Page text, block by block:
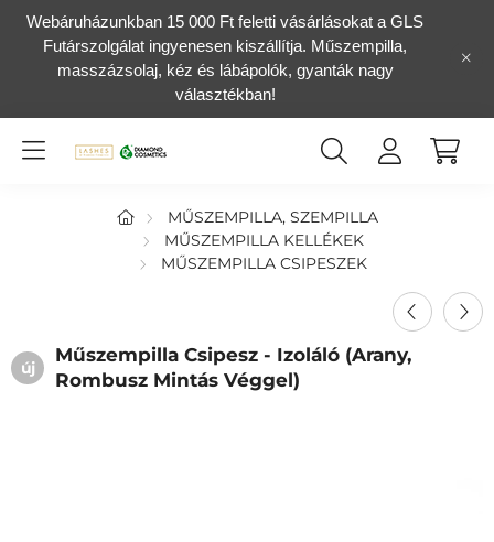
Webáruházunkban 15 000 Ft feletti vásárlásokat a GLS
Futárszolgálat ingyenesen kiszállítja. Műszempilla,
masszázsolaj, kéz és lábápolók, gyanták nagy
választékban!
MŰSZEMPILLA, SZEMPILLA
MŰSZEMPILLA KELLÉKEK
MŰSZEMPILLA CSIPESZEK
új
Műszempilla Csipesz - Izoláló (arany,
Rombusz Mintás Véggel)